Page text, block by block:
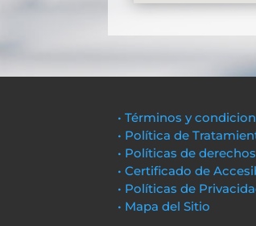
• Términos y
• Política de
• Políticas de
• Certificado de
• Políticas de
• Mapa del Sitio